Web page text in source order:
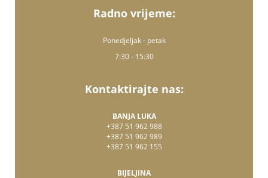
Radno vrijeme:
Ponedjeljak - petak
7:30 - 15:30
Kontaktirajte nas:
BANJA LUKA
+387 51 962 988
+387 51 962 989
+387 51 962 155
BIJELJINA